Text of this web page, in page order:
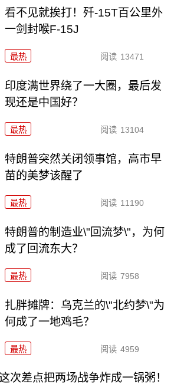
看不见就挨打！歼-15T百公里外
一剑封喉F-15J
最热 阅读 13471
印度满世界绕了一大圈，最后发
现还是中国好？
最热 阅读 13104
特朗普突然关闭领事馆，高市早
苗的美梦该醒了
最热 阅读 11190
特朗普的制造业\"回流梦\"，为何
成了回流东大？
最热 阅读 7958
扎胖摊牌：乌克兰的\"北约梦\"为
何成了一地鸡毛？
最热 阅读 4959
次差点把两场战争炸成一锅粥！